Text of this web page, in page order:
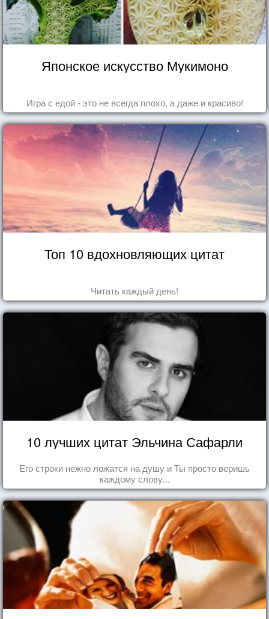
Японское искусство Мукимоно
Игра с едой - это не всегда плохо, а даже и красиво!
Топ 10 вдохновляющих цитат
Читать каждый день!
10 лучших цитат Эльчина Сафарли
Его строки нежно ложатся на душу и Ты просто веришь
каждому слову...